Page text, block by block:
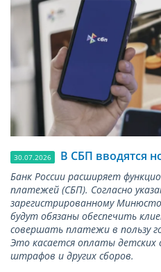
30.07.2026 В СБП вводятся
Банк России расширяет
платежей (СБП). Согласно
зарегистрированному
будут обязаны обеспечить
совершать платежи в пользу
Это касается оплаты детских
штрафов и других сборов.